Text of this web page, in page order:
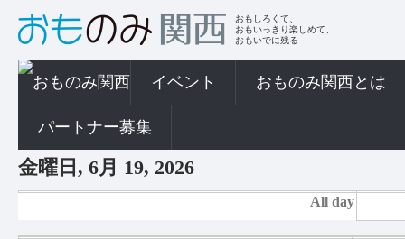
おもしろくて、
おもいっきり楽しめて、
おもいでに残る
イベント おものみ関西とは
パートナー募集
金曜日, 6月 19, 2026
All day